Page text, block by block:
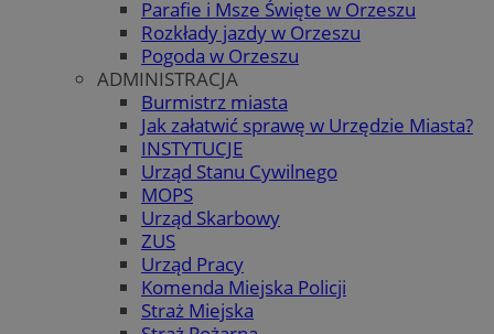
Parafie i Msze Święte w Orzeszu
Rozkłady jazdy w Orzeszu
Pogoda w Orzeszu
ADMINISTRACJA
Burmistrz miasta
Jak załatwić sprawę w Urzędzie Miasta?
INSTYTUCJE
Urząd Stanu Cywilnego
MOPS
Urząd Skarbowy
ZUS
Urząd Pracy
Komenda Miejska Policji
Straż Miejska